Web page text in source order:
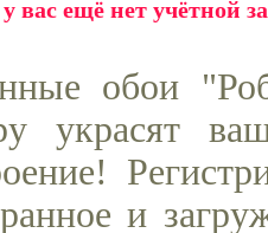
вас ещё нет учётной
обои
украсят
и